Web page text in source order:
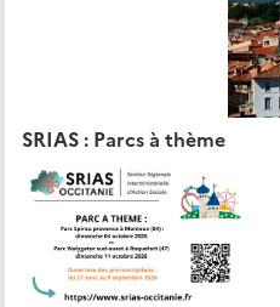
SRIAS : Parcs à thème